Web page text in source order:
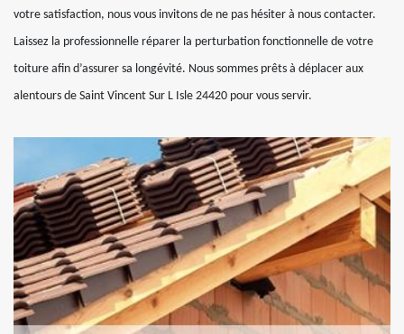
votre satisfaction, nous vous invitons de ne pas hésiter à nous contacter.
Laissez la professionnelle réparer la perturbation fonctionnelle de votre
toiture afin d’assurer sa longévité. Nous sommes prêts à déplacer aux
alentours de Saint Vincent Sur L Isle 24420 pour vous servir.